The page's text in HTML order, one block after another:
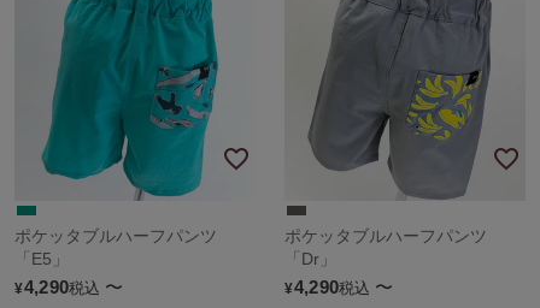
ポケッタブルハーフパンツ
「E5」
¥4,290税込 〜
ポケッタブルハーフパンツ
「Dr」
¥4,290税込 〜